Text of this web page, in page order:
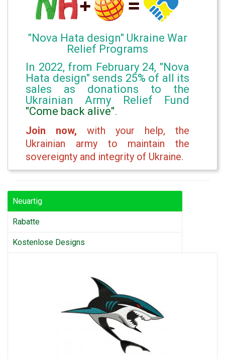
"Nova Hata design" Ukraine War
Relief Programs
In 2022, from February 24, "Nova
Hata design" sends 25% of all its
sales as donations to the
Ukrainian Army Relief Fund
"Come back alive".
Join now, with your help, the
Ukrainian army to maintain the
sovereignty and integrity of Ukraine.
Neuartig
Rabatte
Kostenlose Designs